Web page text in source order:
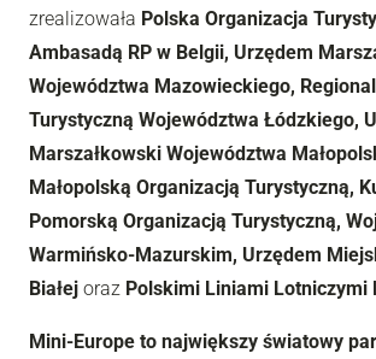
zrealizowała Polska Organizacja
Ambasadą RP w Belgii, Urzędem
Województwa Mazowieckiego,
Turystyczną Województwa Łódzkiego,
Marszałkowski Województwa
Małopolską Organizacją Turystyczną,
Pomorską Organizacją Turystyczną,
Warmińsko-Mazurskim, Urzędem
Białej oraz Polskimi Liniami Lotniczymi
Mini-Europe to największy światowy